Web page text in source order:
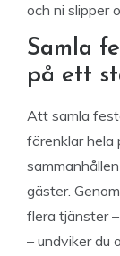
och ni slipper
Samla
på ett
Att samla
förenklar hela
gäster.
flera tjänster
– undviker du